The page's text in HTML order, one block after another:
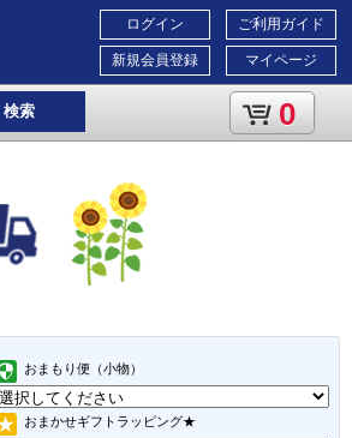
ご利用ガイド
マイページ
ログイン
新規会員登録
検索 0
おまもり便（小物）
おまかせギフトラッピング★